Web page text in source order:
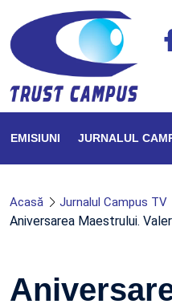
EMISIUNI JURNALUL
Acasă Jurnalul Campus TV
Aniversarea Maestrului.